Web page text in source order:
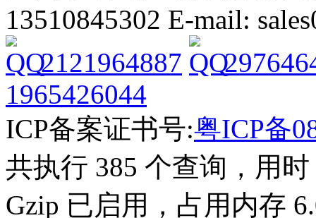
13510845302 E-mail:
2121964887
1965426044
ICP备案证书号:粤ICP备
共执行 385 个查询，用
Gzip 已启用，占用内存